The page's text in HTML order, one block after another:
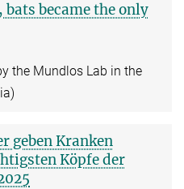
bats became the only
the Mundlos Lab in the
geben Kranken
Köpfe der